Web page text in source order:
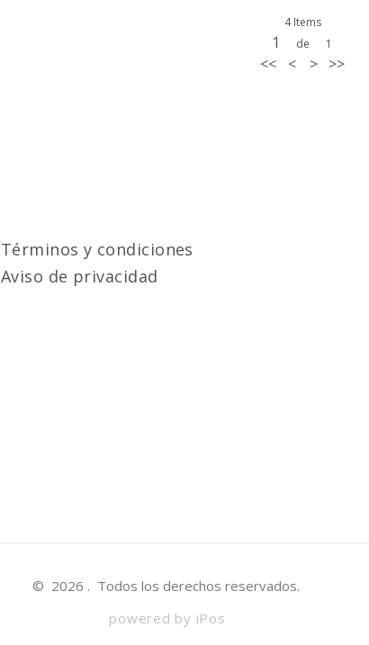
4 Items
1 de 1
<< < > >>
Términos y condiciones
Aviso de privacidad
© 2026 . Todos los derechos reservados.
powered by iPos